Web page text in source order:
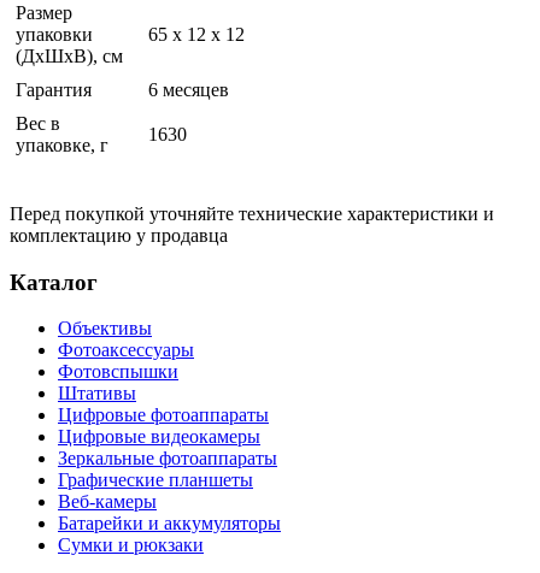
Размер
упаковки
(ДхШхВ), см
65 x 12 x 12
Гарантия
6 месяцев
Вес в
упаковке, г
1630
Перед покупкой уточняйте технические характеристики и
комплектацию у продавца
Каталог
Объективы
Фотоаксессуары
Фотовспышки
Штативы
Цифровые фотоаппараты
Цифровые видеокамеры
Зеркальные фотоаппараты
Графические планшеты
Веб-камеры
Батарейки и аккумуляторы
Сумки и рюкзаки